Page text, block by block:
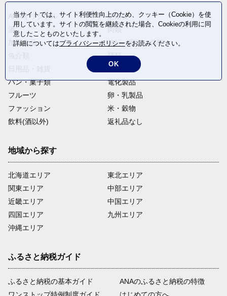
ANAオリジナル
定期便
酒
肉類
加工食品
旅行・宿泊・体験
麺類
野菜
パン・菓子類
電化製品
フルーツ
卵・乳製品
ファッション
米・穀物
飲料(酒以外)
返礼品なし
地域から探す
北海道エリア
関東エリア
近畿エリア
四国エリア
沖縄エリア
東北エリア
中部エリア
中国エリア
九州エリア
ふるさと納税ガイド
ふるさと納税の基本ガイド
ANAのふるさと納税の特徴
当サイトでは、サイト利便性向上のため、クッキー（Cookie）を使
用しています。サイトの閲覧を継続された場合、Cookieの利用に同
意したことものといたします。
詳細についてはプライバシーポリシーをお読みください。
OK